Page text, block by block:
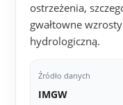
ostrzeżenia,
gwałtowne
hydrologiczną.
Źródło danych
IMGW